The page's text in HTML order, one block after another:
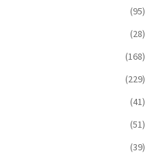
(95)
(28)
(168)
(229)
(41)
(51)
(39)